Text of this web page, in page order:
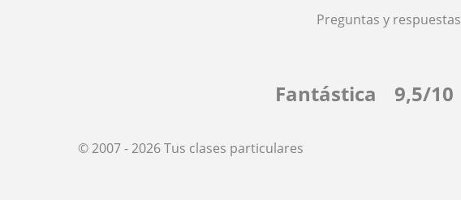
Preguntas y respuestas
Fantástica 9,5/10
© 2007 - 2026 Tus clases particulares